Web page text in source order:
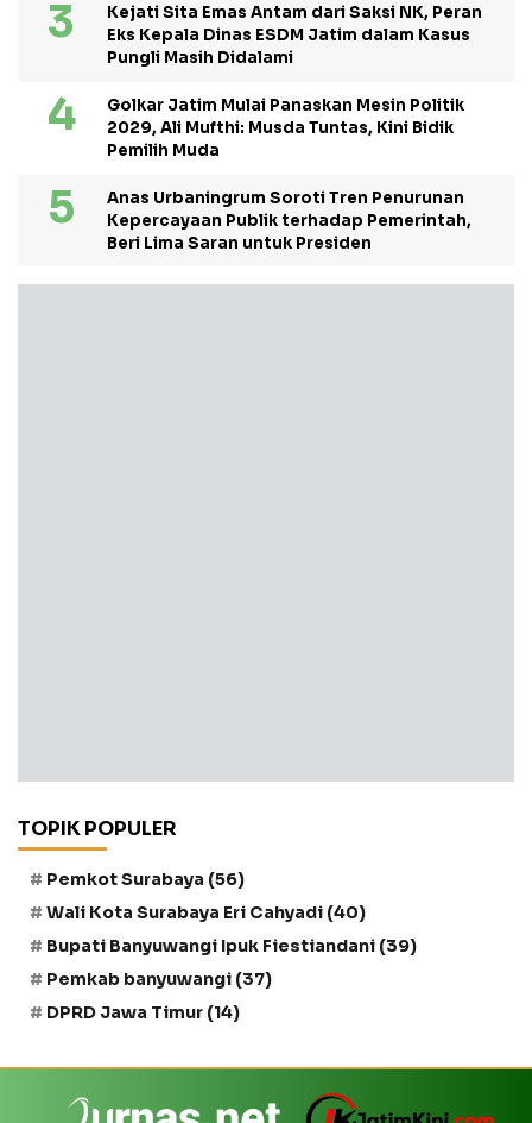
Kejati Sita Emas Antam dari Saksi NK, Peran
Eks Kepala Dinas ESDM Jatim dalam Kasus
Pungli Masih Didalami
Golkar Jatim Mulai Panaskan Mesin Politik
2029, Ali Mufthi: Musda Tuntas, Kini Bidik
Pemilih Muda
Anas Urbaningrum Soroti Tren Penurunan
Kepercayaan Publik terhadap Pemerintah,
Beri Lima Saran untuk Presiden
TOPIK POPULER
Pemkot Surabaya (56)
Wali Kota Surabaya Eri Cahyadi (40)
Bupati Banyuwangi Ipuk Fiestiandani (39)
Pemkab banyuwangi (37)
DPRD Jawa Timur (14)